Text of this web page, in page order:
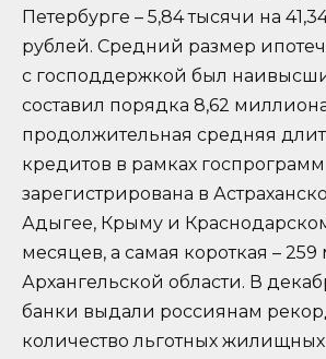
Петербурге – 5,84 тысячи на
рублей. Средний размер
с господдержкой был
составил порядка 8,62
продолжительная средняя
кредитов в рамках госпрограмм
зарегистрирована в
Адыгее, Крыму и
месяцев, а самая короткая – 259
Архангельской области. В
банки выдали россиянам
количество льготных